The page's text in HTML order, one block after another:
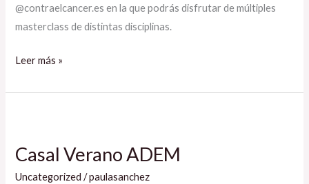
@contraelcancer.es en la que podrás disfrutar de múltiples
masterclass de distintas disciplinas.
Leer más »
Casal Verano ADEM
Uncategorized /paulasanchez
ADEM